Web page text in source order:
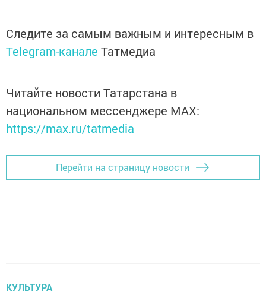
Следите за самым важным и интересным в
Telegram-канале Татмедиа
Читайте новости Татарстана в
национальном мессенджере MАХ:
https://max.ru/tatmedia
Перейти на страницу новости
КУЛЬТУРА